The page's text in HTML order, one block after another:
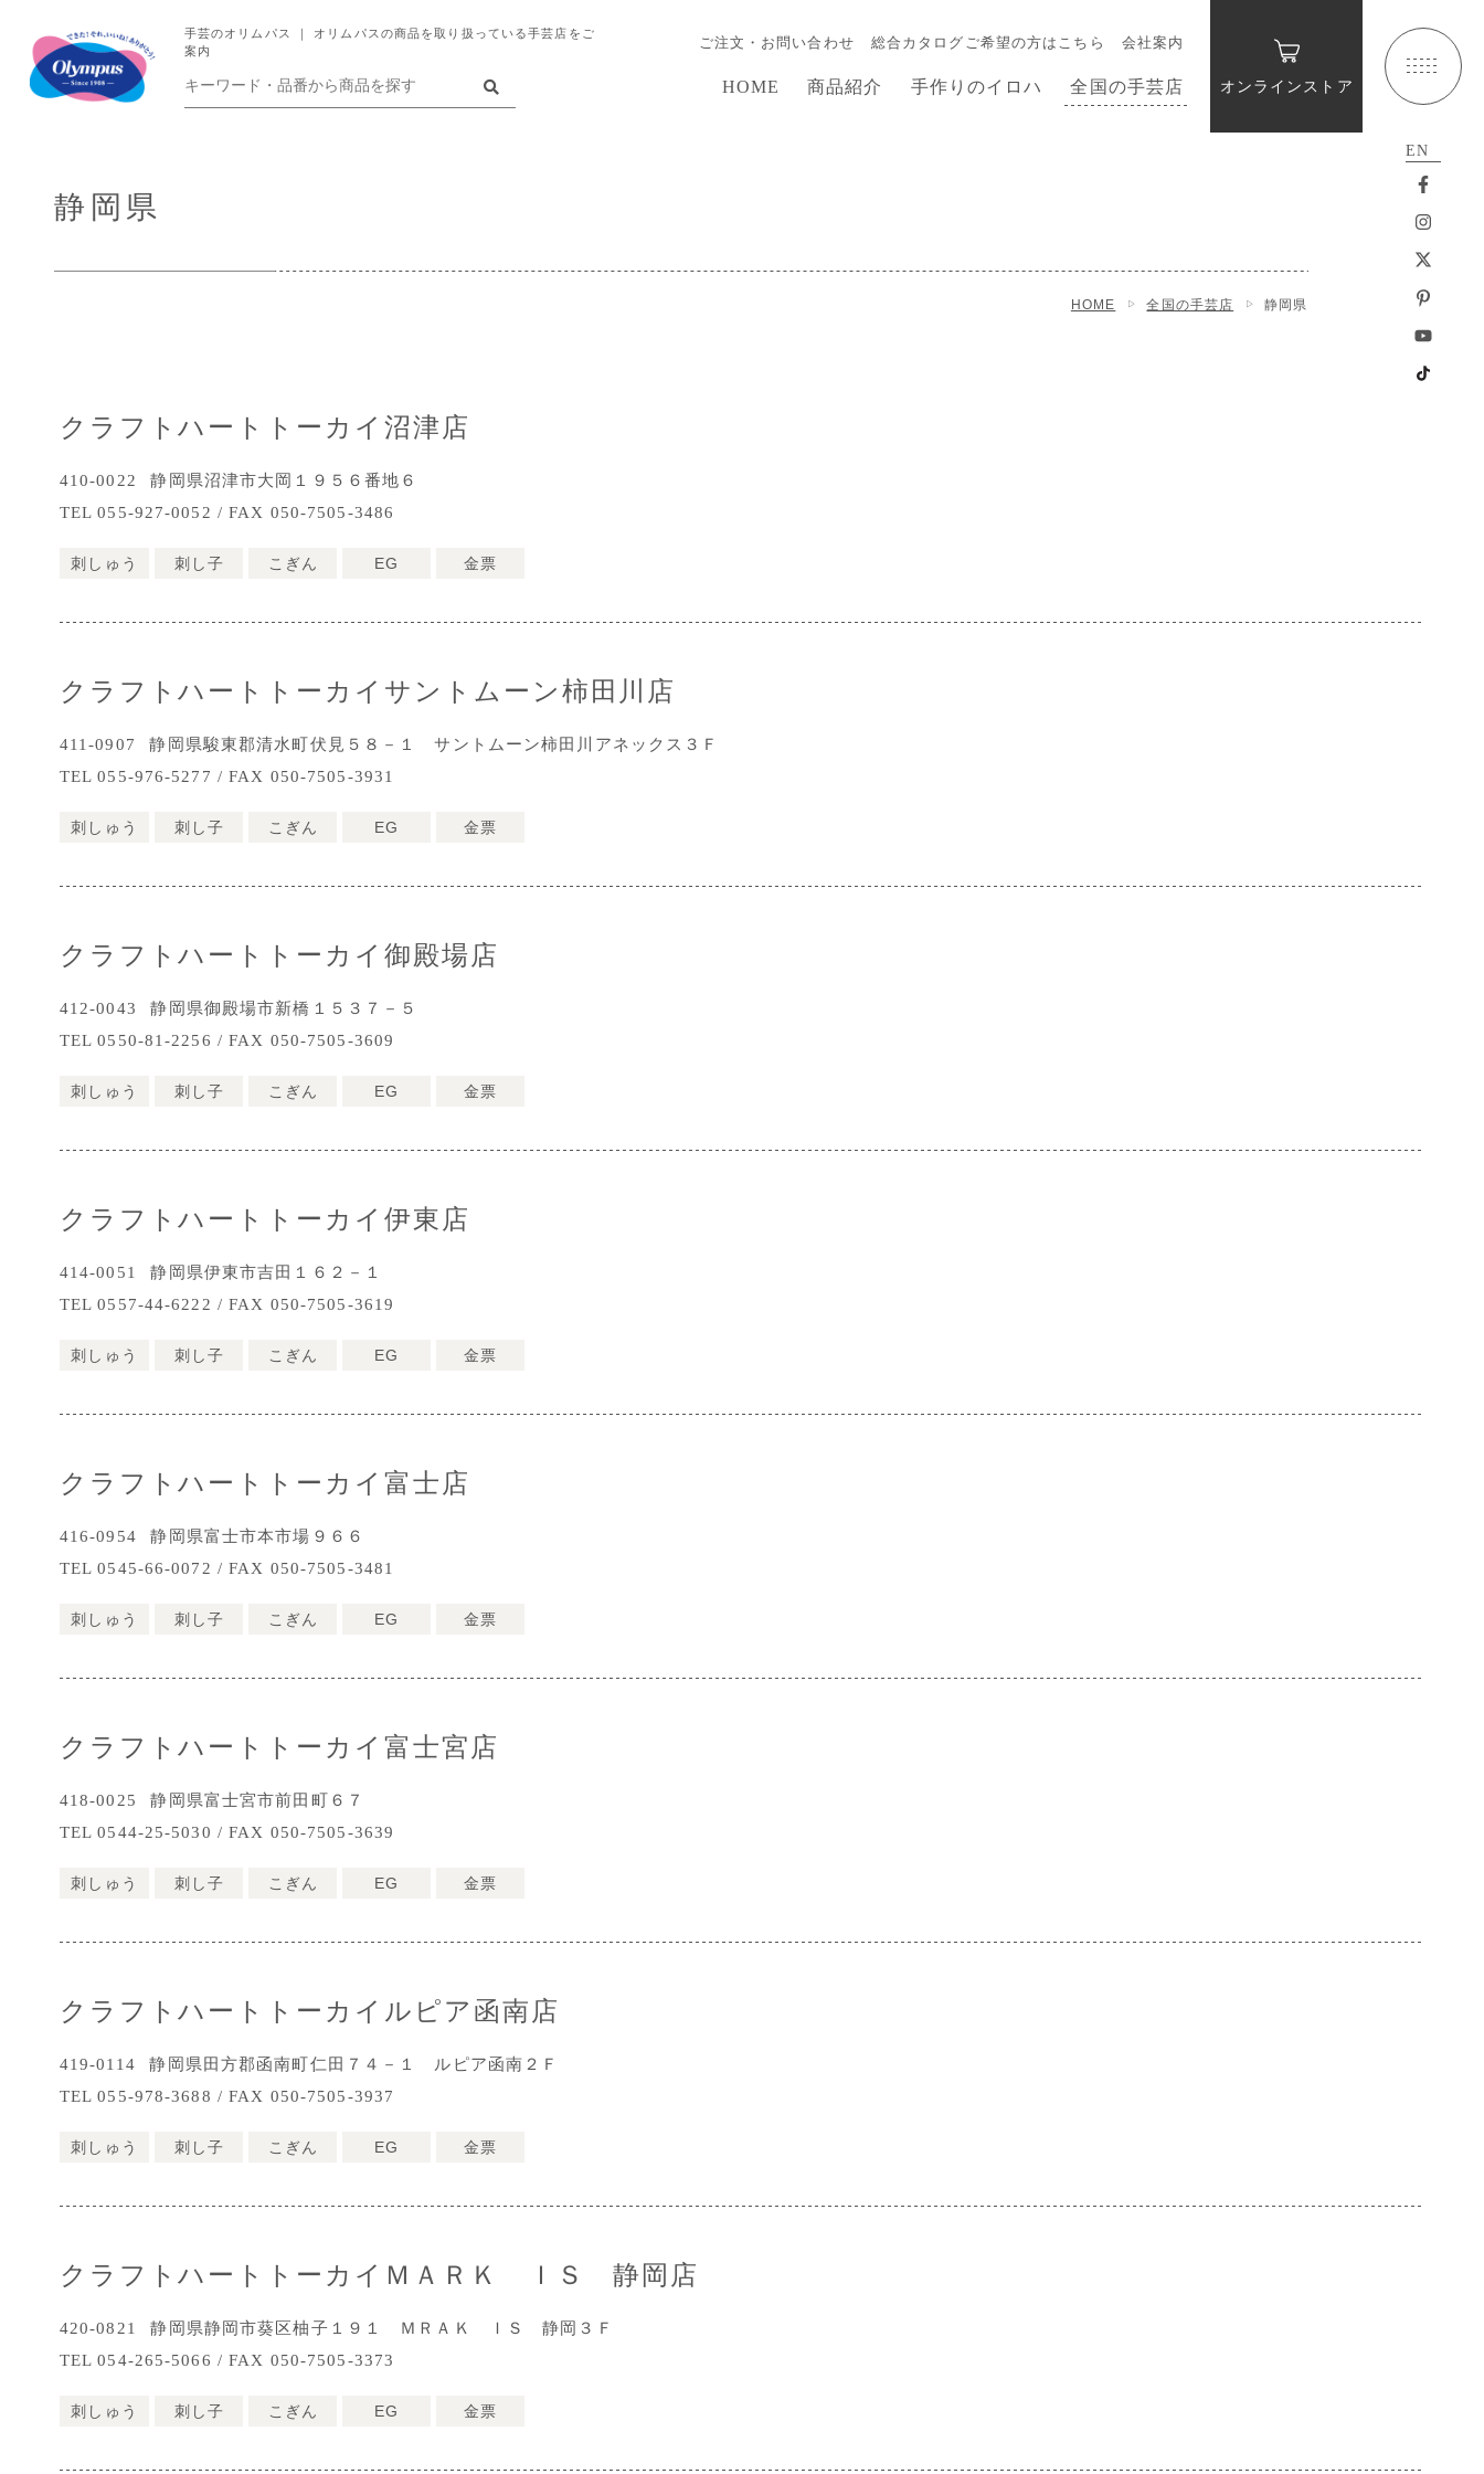
手芸のオリムパス ｜ オリムパスの商品を取り扱っている手芸店をご
案内
HOME 商品紹介 手作りのイロハ 全国の手芸店
ご注文・お問い合わせ 総合カタログご希望の方はこちら 会社案内
オンラインストア
静岡県
HOME 全国の手芸店 静岡県
EN
クラフトハートトーカイ沼津店
410-0022
静岡県沼津市大岡１９５６番地６
TEL 055-927-0052 / FAX 050-7505-3486
刺しゅう 刺し子 こぎん EG 金票
クラフトハートトーカイサントムーン柿田川店
411-0907
静岡県駿東郡清水町伏見５８－１ サントムーン柿田川アネックス３Ｆ
TEL 055-976-5277 / FAX 050-7505-3931
刺しゅう 刺し子 こぎん EG 金票
クラフトハートトーカイ御殿場店
412-0043
静岡県御殿場市新橋１５３７－５
TEL 0550-81-2256 / FAX 050-7505-3609
刺しゅう 刺し子 こぎん EG 金票
クラフトハートトーカイ伊東店
414-0051
静岡県伊東市吉田１６２－１
TEL 0557-44-6222 / FAX 050-7505-3619
刺しゅう 刺し子 こぎん EG 金票
クラフトハートトーカイ富士店
416-0954
静岡県富士市本市場９６６
TEL 0545-66-0072 / FAX 050-7505-3481
刺しゅう 刺し子 こぎん EG 金票
クラフトハートトーカイ富士宮店
418-0025
静岡県富士宮市前田町６７
TEL 0544-25-5030 / FAX 050-7505-3639
刺しゅう 刺し子 こぎん EG 金票
クラフトハートトーカイルピア函南店
419-0114
静岡県田方郡函南町仁田７４－１ ルピア函南２Ｆ
TEL 055-978-3688 / FAX 050-7505-3937
刺しゅう 刺し子 こぎん EG 金票
クラフトハートトーカイＭＡＲＫ ＩＳ 静岡店
420-0821
静岡県静岡市葵区柚子１９１ ＭＲＡＫ ＩＳ 静岡３Ｆ
TEL 054-265-5066 / FAX 050-7505-3373
刺しゅう 刺し子 こぎん EG 金票